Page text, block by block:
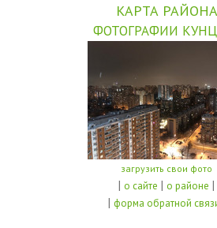
КАРТА РАЙОНА
ФОТОГРАФИИ
загрузить свои фото
| о сайте | о районе |
| форма обратной